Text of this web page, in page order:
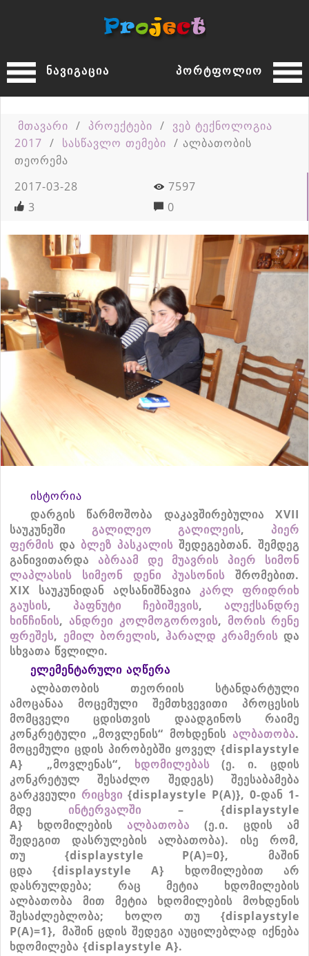
პორტფოლიო
ნავიგაცია
მთავარი / პროექტები / ვებ ტექნოლოგია
2017 / სასწავლო თემები / ალბათობის
თეორემა
2017-03-28
7597
3
0
ისტორია
დარგის
წარმოშობა დაკავშირებულია XVII
საუკუნეში
გალილეო გალილეის, პიერ
ფერმის და ბლეზ პასკალის შედეგებთან. შემდეგ
განივითარდა
აბრაამ დე მუავრის პიერ
სიმონ
ლაპლასის
სიმეონ დენი პუასონის შრომებით.
XIX საუკუნიდან აღსანიშნავია კარლ
ფრიდრიხ
გაუსის, პაფნუტი ჩებიშევის, ალექსანდრე
ხინჩინის, ანდრეი კოლმოგოროვის, მორის რენე
ფრეშეს, ემილ ბორელის, ჰარალდ კრამერის და
სხვათა წვლილი.
ელემენტარული აღწერა
ალბათობის
თეორიის
სტანდარტული
ამოცანაა
მოცემული შემთხვევითი
პროცესის
მომცველი
ცდისთვის დაადგინოს
რაიმე
კონკრეტული „მოვლენის“ მოხდენის ალბათობა.
მოცემული ცდის პირობებში ყოველ {displaystyle
A}
„მოვლენას“, ხდომილებას (ე.ი. ცდის
კონკრეტულ
შესაძლო შედეგს) შეესაბამება
გარკვეული რიცხვი {displaystyle P(A)}, 0-დან 1-
მდე
ინტერვალში
– {displaystyle
A}
ხდომილების ალბათობა (ე.ი. ცდის
ამ
შედეგით
დასრულების ალბათობა). ისე რომ,
თუ
{displaystyle P(A)=0}, მაშინ
ცდა
{displaystyle A} ხდომილებით
არ
დასრულდება; რაც მეტია
ხდომილების
ალბათობა
მით მეტია ხდომილების
მოხდენის
შესაძლებლობა; ხოლო თუ
{displaystyle
P(A)=1}, მაშინ ცდის შედეგი აუცილებლად იქნება
ხდომილება {displaystyle A}.